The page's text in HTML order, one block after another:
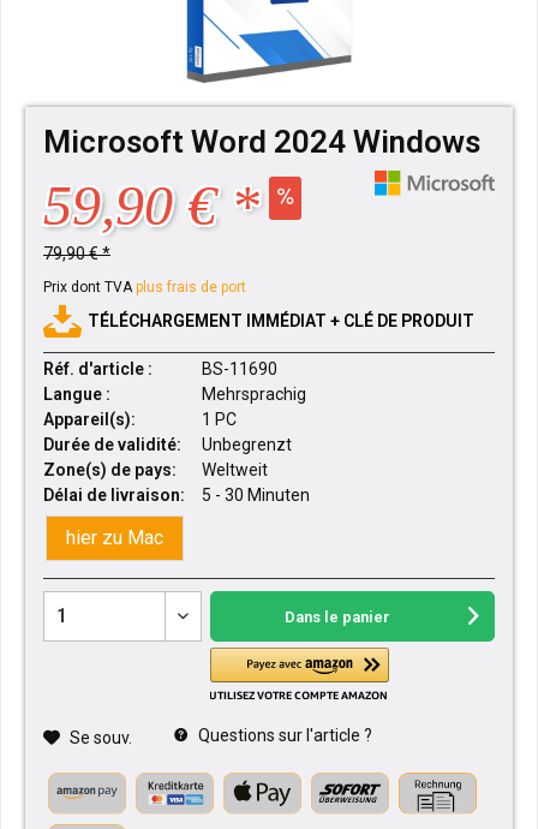
Microsoft Word 2024 Windows
59,90 € *
79,90 € *
Prix dont TVAplus frais de port
TÉLÉCHARGEMENT IMMÉDIAT + CLÉ DE PRODUIT
Réf. d'article :
BS-11690
Langue :
Mehrsprachig
Appareil(s):
1 PC
Durée de validité:
Unbegrenzt
Zone(s) de pays:
Weltweit
Délai de livraison:
5 - 30 Minuten
hier zu Mac
Dans le panier
Se souv. Questions sur l'article ?